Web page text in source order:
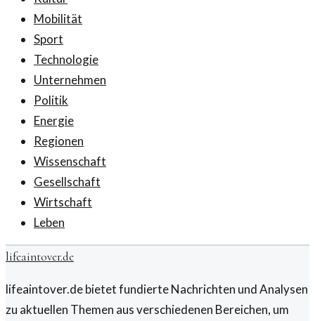
Mobilität
Sport
Technologie
Unternehmen
Politik
Energie
Regionen
Wissenschaft
Gesellschaft
Wirtschaft
Leben
lifeaintover.de
lifeaintover.de bietet fundierte Nachrichten und Analysen
zu aktuellen Themen aus verschiedenen Bereichen, um